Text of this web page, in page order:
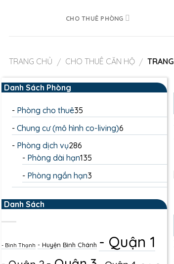
CHO THUÊ PHÒNG
TRANG CHỦ / CHO THUÊ CĂN HỘ /
Danh Sách Phòng
Phòng cho thuê3535
phẩm
Chung cư (mô hình co-living)66
Phòng dịch vụ286286
sản
Phòng dài hạn135135
phẩm
Phòng ngắn hạn33
sản
phẩm
Danh Sách
Bình Thạnh Huyện Bình Chánh Quận 1